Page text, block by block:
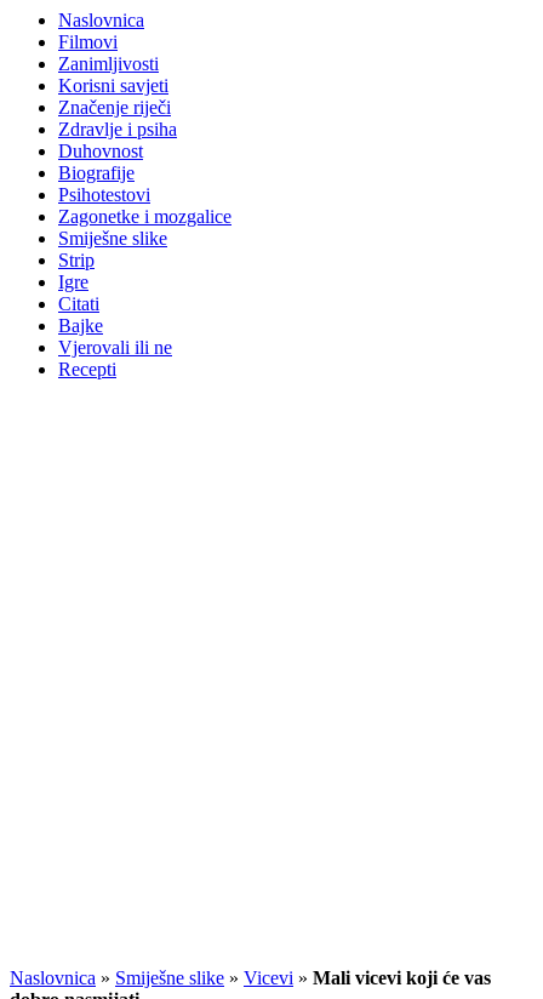
Naslovnica
Filmovi
Zanimljivosti
Korisni savjeti
Značenje riječi
Zdravlje i psiha
Duhovnost
Biografije
Psihotestovi
Zagonetke i mozgalice
Smiješne slike
Strip
Igre
Citati
Bajke
Vjerovali ili ne
Recepti
Naslovnica » Smiješne slike » Vicevi » Mali vicevi koji će vas